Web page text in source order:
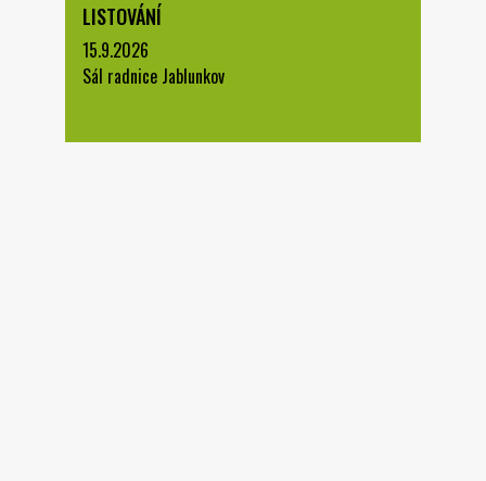
LISTOVÁNÍ
15.9.2026
Sál radnice Jablunkov